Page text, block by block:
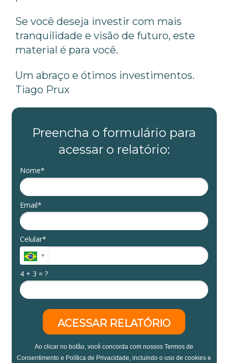
Se você deseja investir com mais
tranquilidade e visão de futuro, este
material é para você.
Um abraço e ótimos investimentos.
Tiago Prux
Preencha o formulário para
acessar o relatório:
Nome*
Email*
Celular*
4 + 3 = ?
ACESSAR RELATÓRIO
Ao clicar no botão, você concorda com nossos Termos de
Consentimento e Política de Privacidade, incluindo o uso de cookies e